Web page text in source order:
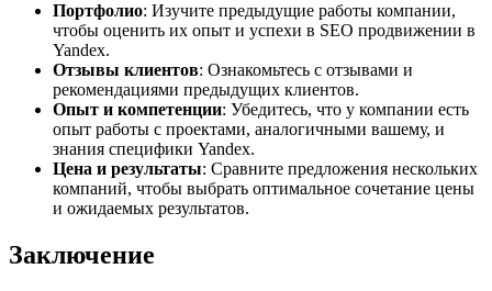
Портфолио: Изучите предыдущие работы компании,
чтобы оценить их опыт и успехи в SEO продвижении в
Yandex.
Отзывы клиентов: Ознакомьтесь с отзывами и
рекомендациями предыдущих клиентов.
Опыт и компетенции: Убедитесь, что у компании есть
опыт работы с проектами, аналогичными вашему, и
знания специфики Yandex.
Цена и результаты: Сравните предложения нескольких
компаний, чтобы выбрать оптимальное сочетание цены
и ожидаемых результатов.
Заключение